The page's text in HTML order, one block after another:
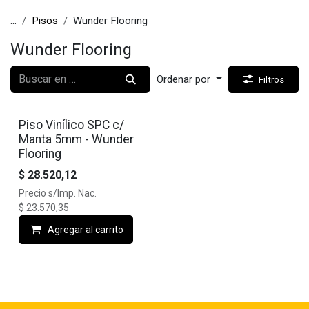
... Pisos Wunder Flooring
Wunder Flooring
Ordenar por Filtros
🔥10% OFF
Piso Vinílico SPC c/
Manta 5mm - Wunder
Flooring
$ 28.520,12
Precio s/Imp. Nac.
$ 23.570,35
Agregar al carrito